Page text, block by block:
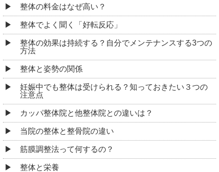
整体の料金はなぜ高い？
整体でよく聞く「好転反応」
整体の効果は持続する？自分でメンテナンスする3つの
方法
整体と姿勢の関係
妊娠中でも整体は受けられる？知っておきたい３つの
注意点
カッパ整体院と他整体院との違いは？
当院の整体と整骨院の違い
筋膜調整法って何するの？
整体と栄養